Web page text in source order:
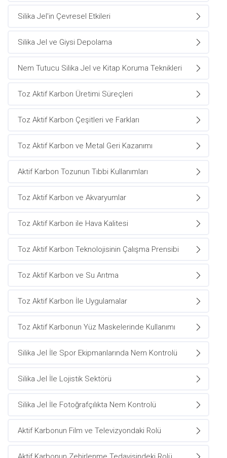
Silika Jel'in Çevresel Etkileri
Silika Jel ve Giysi Depolama
Nem Tutucu Silika Jel ve Kitap Koruma Teknikleri
Toz Aktif Karbon Üretimi Süreçleri
Toz Aktif Karbon Çeşitleri ve Farkları
Toz Aktif Karbon ve Metal Geri Kazanımı
Aktif Karbon Tozunun Tıbbi Kullanımları
Toz Aktif Karbon ve Akvaryumlar
Toz Aktif Karbon ile Hava Kalitesi
Toz Aktif Karbon Teknolojisinin Çalışma Prensibi
Toz Aktif Karbon ve Su Arıtma
Toz Aktif Karbon İle Uygulamalar
Toz Aktif Karbonun Yüz Maskelerinde Kullanımı
Silika Jel İle Spor Ekipmanlarında Nem Kontrolü
Silika Jel İle Lojistik Sektörü
Silika Jel İle Fotoğrafçılıkta Nem Kontrolü
Aktif Karbonun Film ve Televizyondaki Rolü